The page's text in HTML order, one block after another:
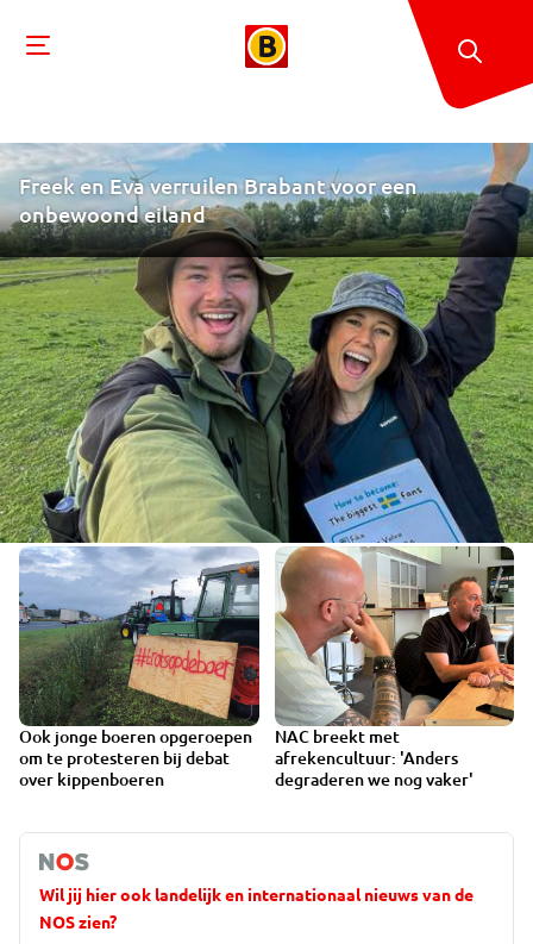
Freek en Eva verruilen Brabant voor een
onbewoond eiland
Ook jonge boeren opgeroepen
om te protesteren bij debat
over kippenboeren
NAC breekt met
afrekencultuur: 'Anders
degraderen we nog vaker'
Wil jij hier ook landelijk en internationaal nieuws van de
NOS zien?